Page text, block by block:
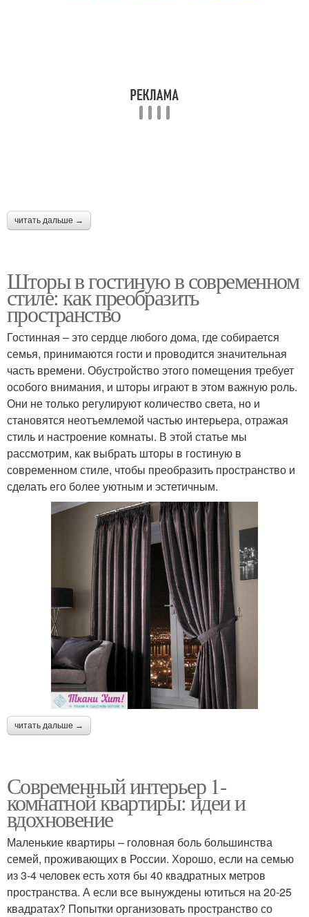
читать дальше →
Шторы в гостиную в современном
стиле: как преобразить
пространство
Гостинная – это сердце любого дома, где собирается
семья, принимаются гости и проводится значительная
часть времени. Обустройство этого помещения требует
особого внимания, и шторы играют в этом важную роль.
Они не только регулируют количество света, но и
становятся неотъемлемой частью интерьера, отражая
стиль и настроение комнаты. В этой статье мы
рассмотрим, как выбрать шторы в гостиную в
современном стиле, чтобы преобразить пространство и
сделать его более уютным и эстетичным.
читать дальше →
Современный интерьер 1-
комнатной квартиры: идеи и
вдохновение
Маленькие квартиры – головная боль большинства
семей, проживающих в России. Хорошо, если на семью
из 3-4 человек есть хотя бы 40 квадратных метров
пространства. А если все вынуждены ютиться на 20-25
квадратах? Попытки организовать пространство со